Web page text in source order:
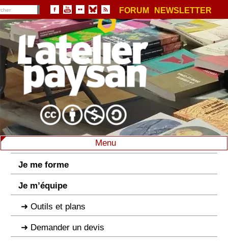
FORUM NEWSLETTER
Menu
Je me forme
Je m’équipe
Outils et plans
Demander un devis